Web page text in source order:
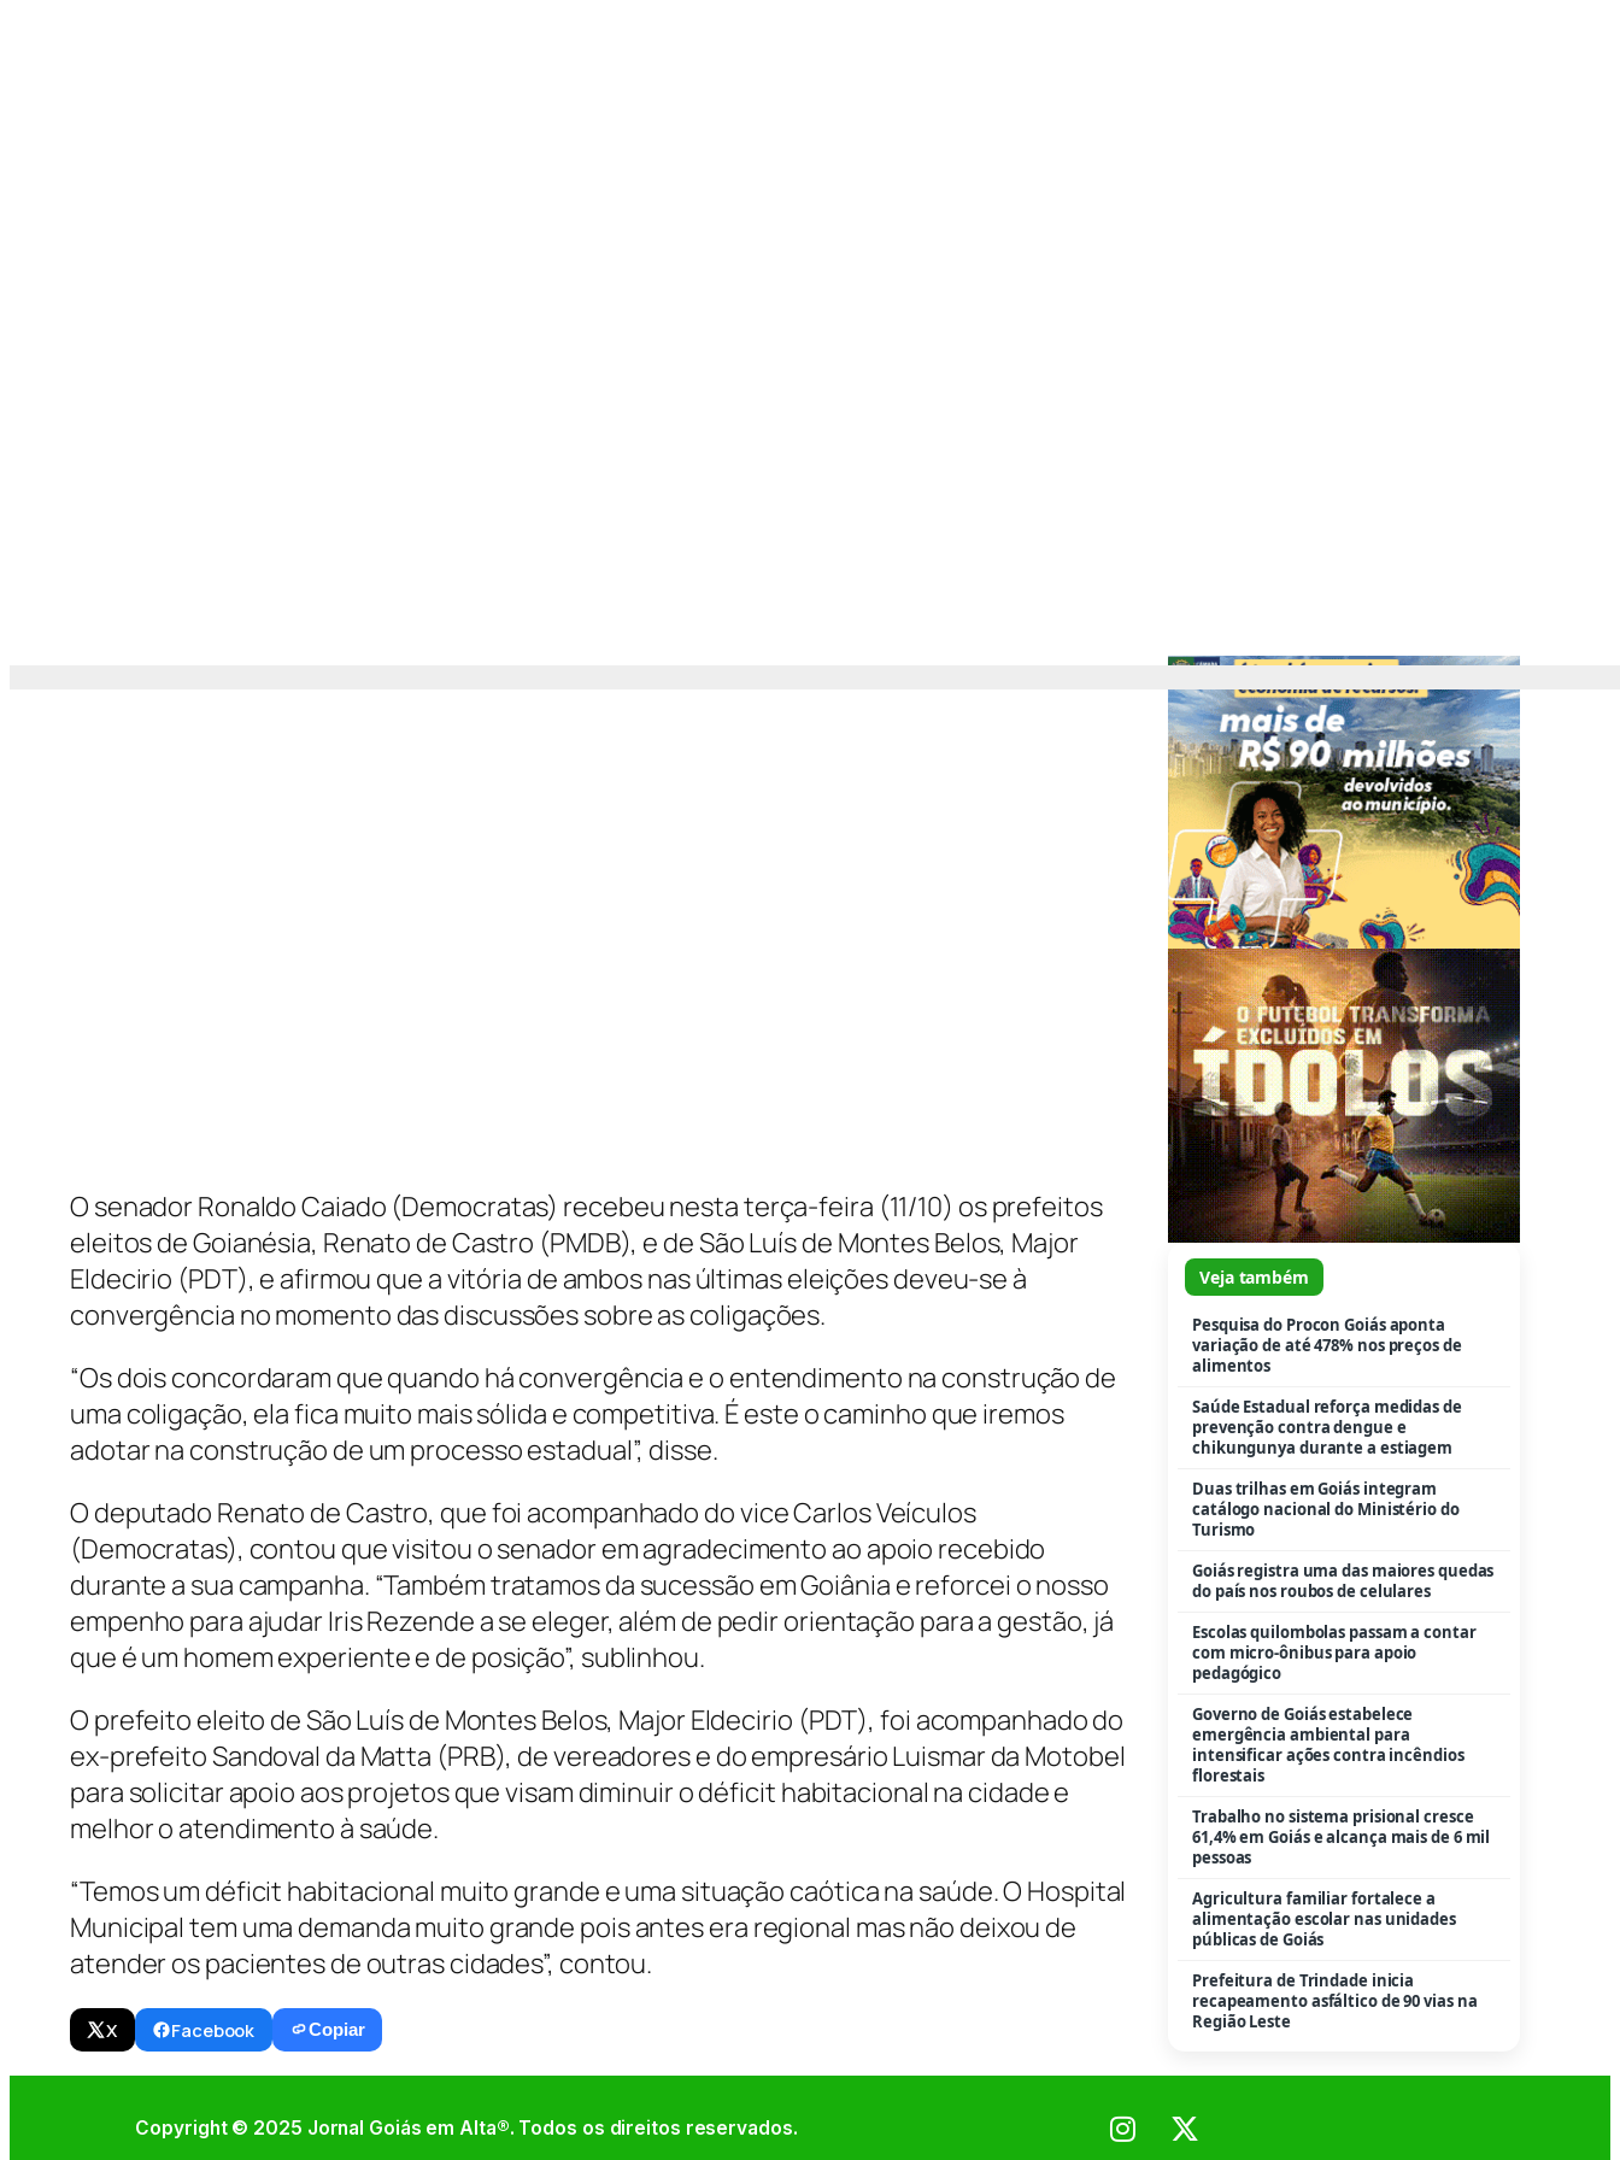
X Facebook Copiar
O senador Ronaldo Caiado (Democratas) recebeu nesta terça-feira (11/10) os prefeitos
eleitos de Goianésia, Renato de Castro (PMDB), e de São Luís de Montes Belos, Major
Eldecirio (PDT), e afirmou que a vitória de ambos nas últimas eleições deveu-se à
convergência no momento das discussões sobre as coligações.
“Os dois concordaram que quando há convergência e o entendimento na construção de
uma coligação, ela fica muito mais sólida e competitiva. É este o caminho que iremos
adotar na construção de um processo estadual”, disse.
O deputado Renato de Castro, que foi acompanhado do vice Carlos Veículos
(Democratas), contou que visitou o senador em agradecimento ao apoio recebido
durante a sua campanha. “Também tratamos da sucessão em Goiânia e reforcei o nosso
empenho para ajudar Iris Rezende a se eleger, além de pedir orientação para a gestão, já
que é um homem experiente e de posição”, sublinhou.
O prefeito eleito de São Luís de Montes Belos, Major Eldecirio (PDT), foi acompanhado do
ex-prefeito Sandoval da Matta (PRB), de vereadores e do empresário Luismar da Motobel
para solicitar apoio aos projetos que visam diminuir o déficit habitacional na cidade e
melhor o atendimento à saúde.
“Temos um déficit habitacional muito grande e uma situação caótica na saúde. O Hospital
Municipal tem uma demanda muito grande pois antes era regional mas não deixou de
atender os pacientes de outras cidades”, contou.
Veja também
Pesquisa do Procon Goiás aponta
variação de até 478% nos preços de
alimentos
Saúde Estadual reforça medidas de
prevenção contra dengue e
chikungunya durante a estiagem
Duas trilhas em Goiás integram
catálogo nacional do Ministério do
Turismo
Goiás registra uma das maiores quedas
do país nos roubos de celulares
Escolas quilombolas passam a contar
com micro-ônibus para apoio
pedagógico
Governo de Goiás estabelece
emergência ambiental para
intensificar ações contra incêndios
florestais
Trabalho no sistema prisional cresce
61,4% em Goiás e alcança mais de 6 mil
pessoas
Agricultura familiar fortalece a
alimentação escolar nas unidades
públicas de Goiás
Prefeitura de Trindade inicia
recapeamento asfáltico de 90 vias na
Região Leste
Copyright © 2025 Jornal Goiás em Alta®. Todos os direitos reservados.